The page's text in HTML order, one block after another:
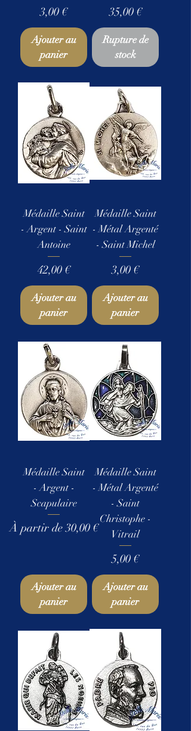
Prix
3,00 €
Ajouter au
panier
Prix
35,00 €
Rupture de
stock
Médaille Saint
- Argent - Saint
Antoine
Prix
42,00 €
Ajouter au
panier
Médaille Saint
- Métal Argenté
- Saint Michel
Prix
3,00 €
Ajouter au
panier
Médaille Saint
- Argent -
Scapulaire
À partir de30,00 €
Prix promotionnel
Ajouter au
panier
Médaille Saint
- Métal Argenté
- Saint
Christophe -
Vitrail
Prix
5,00 €
Ajouter au
panier